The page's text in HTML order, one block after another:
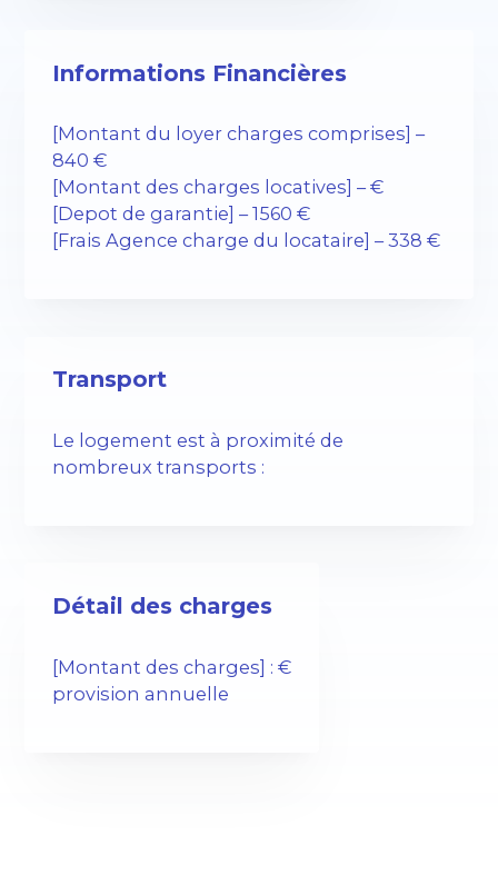
Informations Financières
[Montant du loyer charges comprises] –
840 €
[Montant des charges locatives] – €
[Depot de garantie] – 1560 €
[Frais Agence charge du locataire] – 338 €
Transport
Le logement est à proximité de
nombreux transports :
Détail des charges
[Montant des charges] : €
provision annuelle